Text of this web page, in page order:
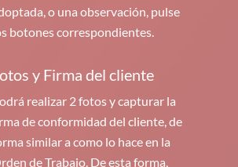
o una observación, pulse
botones correspondientes.
y Firma del cliente
realizar 2 fotos y capturar la
de conformidad del cliente, de
similar a como lo hace en la
de Trabajo. De esta forma,